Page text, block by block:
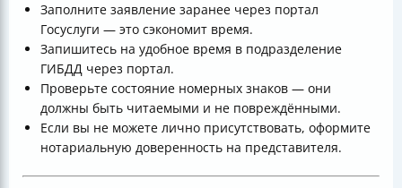
Заполните заявление заранее через портал
Госуслуги — это сэкономит время.
Запишитесь на удобное время в подразделение
ГИБДД через портал.
Проверьте состояние номерных знаков — они
должны быть читаемыми и не повреждёнными.
Если вы не можете лично присутствовать, оформите
нотариальную доверенность на представителя.